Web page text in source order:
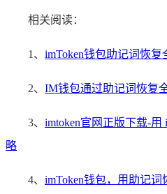
相关阅读：
1、 imToken钱包助记词恢复
2、 IM钱包通过助记词恢复
3、 imtoken官网正版下载-用
略
4、 imToken钱包，用助记